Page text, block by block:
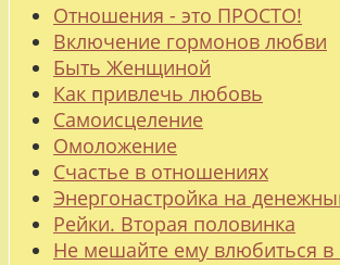
Отношения - это ПРОСТО!
Включение гормонов любви
Быть Женщиной
Как привлечь любовь
Самоисцеление
Омоложение
Счастье в отношениях
Энергонастройка на
Рейки. Вторая половинка
Не мешайте ему влюбиться в